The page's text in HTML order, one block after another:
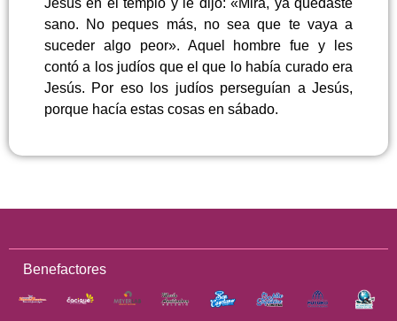
Jesús en el templo y le dijo: «Mira, ya quedaste
sano. No peques más, no sea que te vaya a
suceder algo peor». Aquel hombre fue y les
contó a los judíos que el que lo había curado era
Jesús. Por eso los judíos perseguían a Jesús,
porque hacía estas cosas en sábado.
Benefactores